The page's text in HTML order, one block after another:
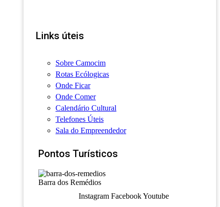
Links úteis
Sobre Camocim
Rotas Ecólogicas
Onde Ficar
Onde Comer
Calendário Cultural
Telefones Úteis
Sala do Empreendedor
Pontos Turísticos
Barra dos Remédios
Instagram Facebook Youtube